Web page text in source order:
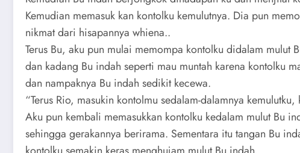
Kemudian memasuk kan kontolku kemulutnya. Dia pun
nikmat dari hisapannya whiena..
Terus Bu, aku pun mulai memompa kontolku didalam mulut
dan kadang Bu indah seperti mau muntah karena kontolku
dan nampaknya Bu indah sedikit kecewa.
“Terus Rio, masukin kontolmu sedalam-dalamnya
Aku pun kembali memasukkan kontolku kedalam mulut Bu
sehingga gerakannya berirama. Sementara itu tangan Bu